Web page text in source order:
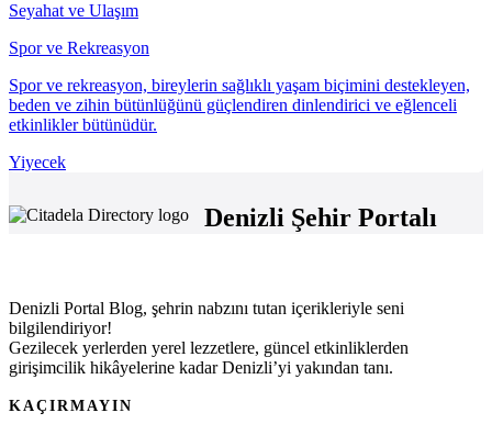
Seyahat ve Ulaşım
Spor ve Rekreasyon
Spor ve rekreasyon, bireylerin sağlıklı yaşam biçimini destekleyen,
beden ve zihin bütünlüğünü güçlendiren dinlendirici ve eğlenceli
etkinlikler bütünüdür.
Yiyecek
Denizli Şehir Portalı
Denizli Portal Blog, şehrin nabzını tutan içerikleriyle seni
bilgilendiriyor!
Gezilecek yerlerden yerel lezzetlere, güncel etkinliklerden
girişimcilik hikâyelerine kadar Denizli’yi yakından tanı.
KAÇIRMAYIN